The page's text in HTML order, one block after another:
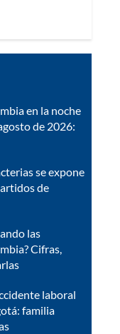
en la noche
de 2026:
se expone
de
las
Cifras,
laboral
familia